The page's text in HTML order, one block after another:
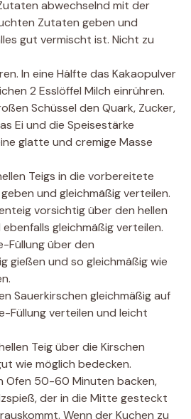
abwechselnd mit der
Zutaten geben und
gut vermischt ist. Nicht zu
In eine Hälfte das Kakaopulver
2 Esslöffel Milch einrühren.
Schüssel den Quark, Zucker,
Ei und die Speisestärke
glatte und cremige Masse
Teigs in die vorbereitete
und gleichmäßig verteilen.
vorsichtig über den hellen
gleichmäßig verteilen.
Füllung über den
gießen und so gleichmäßig wie
Sauerkirschen gleichmäßig auf
Füllung verteilen und leicht
Teig über die Kirschen
wie möglich bedecken.
Ofen 50-60 Minuten backen,
der in die Mitte gesteckt
Wenn der Kuchen zu